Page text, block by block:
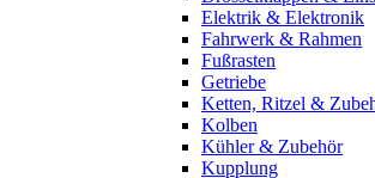
Elektrik & Elektronik
Fahrwerk & Rahmen
Fußrasten
Getriebe
Ketten, Ritzel &
Kolben
Kühler & Zubehör
Kupplung